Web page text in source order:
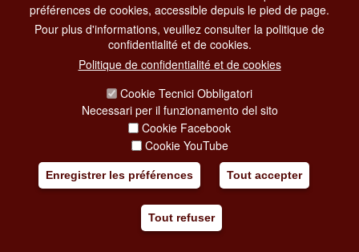
CONTACT CENTER TEL. 06 06 08
CONTATTA LA REDAZIONE
PRIVACY
SOCIAL MEDIA POLICY
CREDITS
COPYRIGHT
ESCLUSIONE DI RESPONSABILITÀ
préférences de cookies, accessible depuis le pied de page.
Pour plus d'informations, veuillez consulter la politique de
confidentialité et de cookies.
Politique de confidentialité et de cookies
Cookie Tecnici Obbligatori
Necessari per il funzionamento del sito
Cookie Facebook
Cookie YouTube
Enregistrer les préférences Tout accepter
Tout refuser